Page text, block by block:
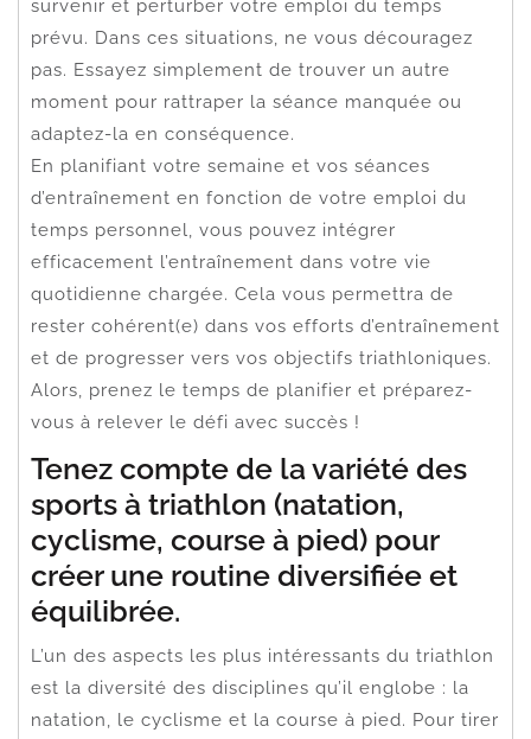
survenir et perturber votre emploi du temps
prévu. Dans ces situations, ne vous découragez
pas. Essayez simplement de trouver un autre
moment pour rattraper la séance manquée ou
adaptez-la en conséquence.
En planifiant votre semaine et vos séances
d’entraînement en fonction de votre emploi du
temps personnel, vous pouvez intégrer
efficacement l’entraînement dans votre vie
quotidienne chargée. Cela vous permettra de
rester cohérent(e) dans vos efforts d’entraînement
et de progresser vers vos objectifs triathloniques.
Alors, prenez le temps de planifier et préparez-
vous à relever le défi avec succès !
Tenez compte de la variété des
sports à triathlon (natation,
cyclisme, course à pied) pour
créer une routine diversifiée et
équilibrée.
L’un des aspects les plus intéressants du triathlon
est la diversité des disciplines qu’il englobe : la
natation, le cyclisme et la course à pied. Pour tirer